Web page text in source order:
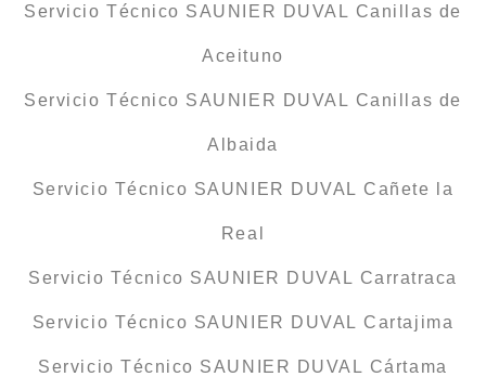
Servicio Técnico SAUNIER DUVAL Canillas de
Aceituno
Servicio Técnico SAUNIER DUVAL Canillas de
Albaida
Servicio Técnico SAUNIER DUVAL Cañete la
Real
Servicio Técnico SAUNIER DUVAL Carratraca
Servicio Técnico SAUNIER DUVAL Cartajima
Servicio Técnico SAUNIER DUVAL Cártama